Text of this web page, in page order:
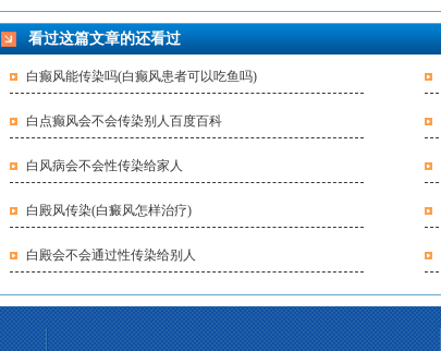
看过这篇文章的还看过
白癫风能传染吗(白癫风患者可以吃鱼吗)
白点癫风会不会传染别人百度百科
白风病会不会性传染给家人
白殿风传染(白癜风怎样治疗)
白殿会不会通过性传染给别人